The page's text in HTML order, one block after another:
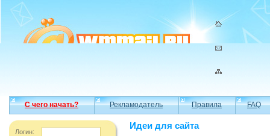
С чего начать? Рекламодатель Правила FAQ
Логин:
Идеи для сайта